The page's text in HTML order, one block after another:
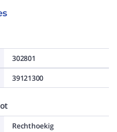
302801
39121300
Rechthoekig